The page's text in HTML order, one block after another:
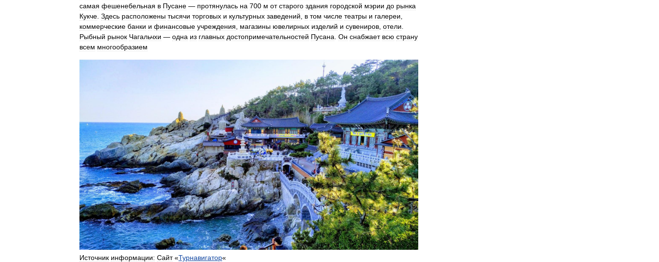
самая фешенебельная в Пусане — протянулась на 700 м от старого здания городской мэрии до рынка
Кукче Здесь расположены тысячи торговых и культурных заведений в том числе театры и галереи
коммерческие банки и финансовые учреждения магазины ювелирных изделий и сувениров отели
Рыбный рынок Чагальчхи — одна из главных достопримечательностей Пусана Он снабжает всю страну
всем многообразием
Источник информации: Сайт«Турнавигатор«